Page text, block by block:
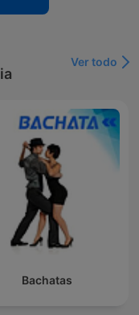
Ver todo
Bachatas